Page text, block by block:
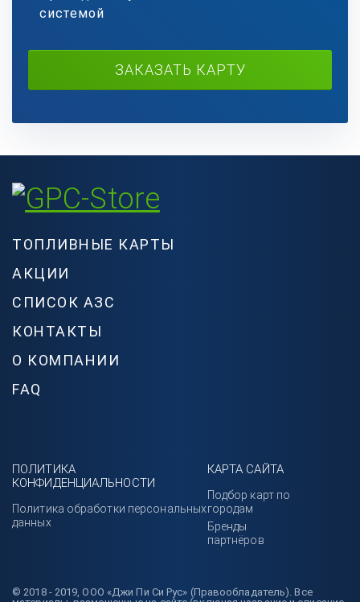
системой
ЗАКАЗАТЬ КАРТУ
ТОПЛИВНЫЕ КАРТЫ
АКЦИИ
СПИСОК АЗС
КОНТАКТЫ
О КОМПАНИИ
FAQ
© 2018 - 2019, ООО «Джи Пи Си Рус» (Правообладатель). Все
ПОЛИТИКА
КОНФИДЕНЦИАЛЬНОСТИ
Политика обработки персональных
данных
КАРТА САЙТА
Подбор карт по
городам
Бренды
партнёров